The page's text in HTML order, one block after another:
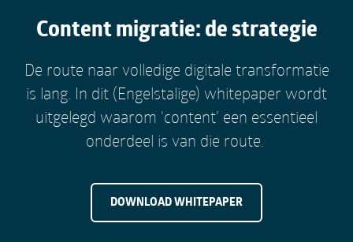
Content migratie: de strategie
De route naar volledige digitale transformatie
is lang. In dit (Engelstalige) whitepaper wordt
uitgelegd waarom 'content' een essentieel
onderdeel is van die route.
DOWNLOAD WHITEPAPER